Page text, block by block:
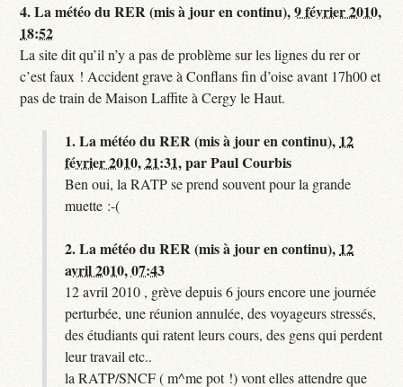
4.La météo du RER (mis à jour en continu),9 février 2010,
18:52
La site dit qu’il n’y a pas de problème sur les lignes du rer or
c’est faux ! Accident grave à Conflans fin d’oise avant 17h00 et
pas de train de Maison Laffite à Cergy le Haut.
1.La météo du RER (mis à jour en continu), 12
février 2010, 21:31,parPaul Courbis
Ben oui, la RATP se prend souvent pour la grande
muette :-(
2.La météo du RER (mis à jour en continu), 12
avril 2010, 07:43
12 avril 2010 , grève depuis 6 jours encore une journée
perturbée, une réunion annulée, des voyageurs stressés,
des étudiants qui ratent leurs cours, des gens qui perdent
leur travail etc..
la RATP/SNCF ( m^me pot !) vont elles attendre que